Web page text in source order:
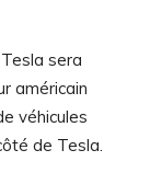
sera
américain
véhicules
de Tesla.